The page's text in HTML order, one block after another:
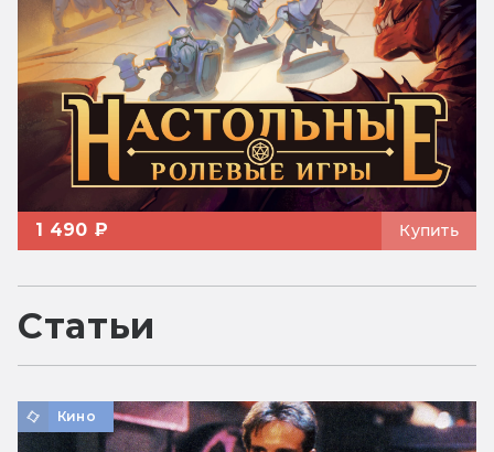
1 490 ₽ Купить
Статьи
Кино